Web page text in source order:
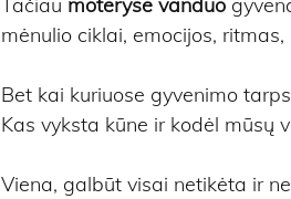
mėnulio ciklai, emocijos,
Bet kai kuriuose gyvenimo
Kas vyksta kūne ir kodėl mūsų
Viena, galbūt visai netikėta ir